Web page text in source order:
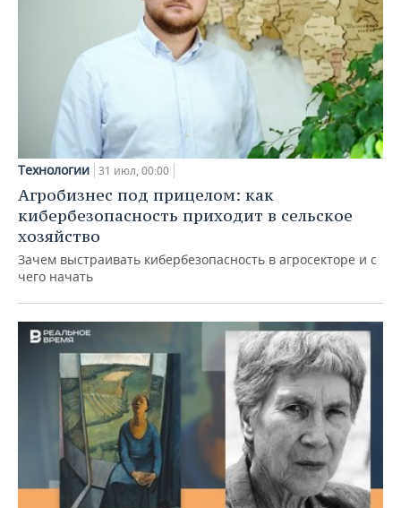
Технологии 31 июл, 00:00
Агробизнес под прицелом: как
кибербезопасность приходит в сельское
хозяйство
Зачем выстраивать кибербезопасность в агросекторе и с
чего начать